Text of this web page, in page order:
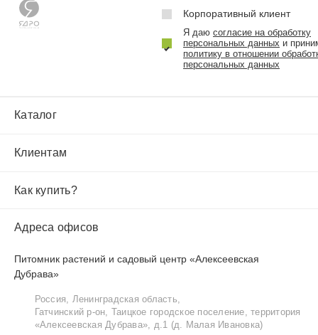
Каталог
Клиентам
Как купить?
Адреса офисов
Питомник растений и садовый центр «Алексеевская
Дубрава»
Россия, Ленинградская область,
Гатчинский р‑он, Таицкое городское поселение, территория
«Алексеевская Дубрава», д.1 (д. Малая Ивановка)
Корпоративный клиент
Я даю согласие на обработку
персональных данных и
политику в отношении
персональных данных